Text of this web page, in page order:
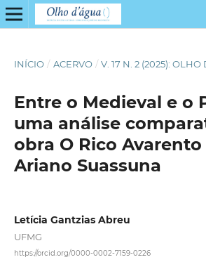
INÍCIO / ACERVO / V. 17 N. 2 (2025): OLHO
Entre o Medieval e o
uma análise
obra O Rico Avarento
Ariano Suassuna
Letícia Gantzias Abreu
UFMG
https://orcid.org/0000-0002-7159-0226